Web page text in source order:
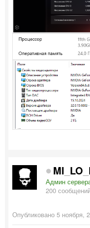
Админ
200
Опубликовано 5 ноября,